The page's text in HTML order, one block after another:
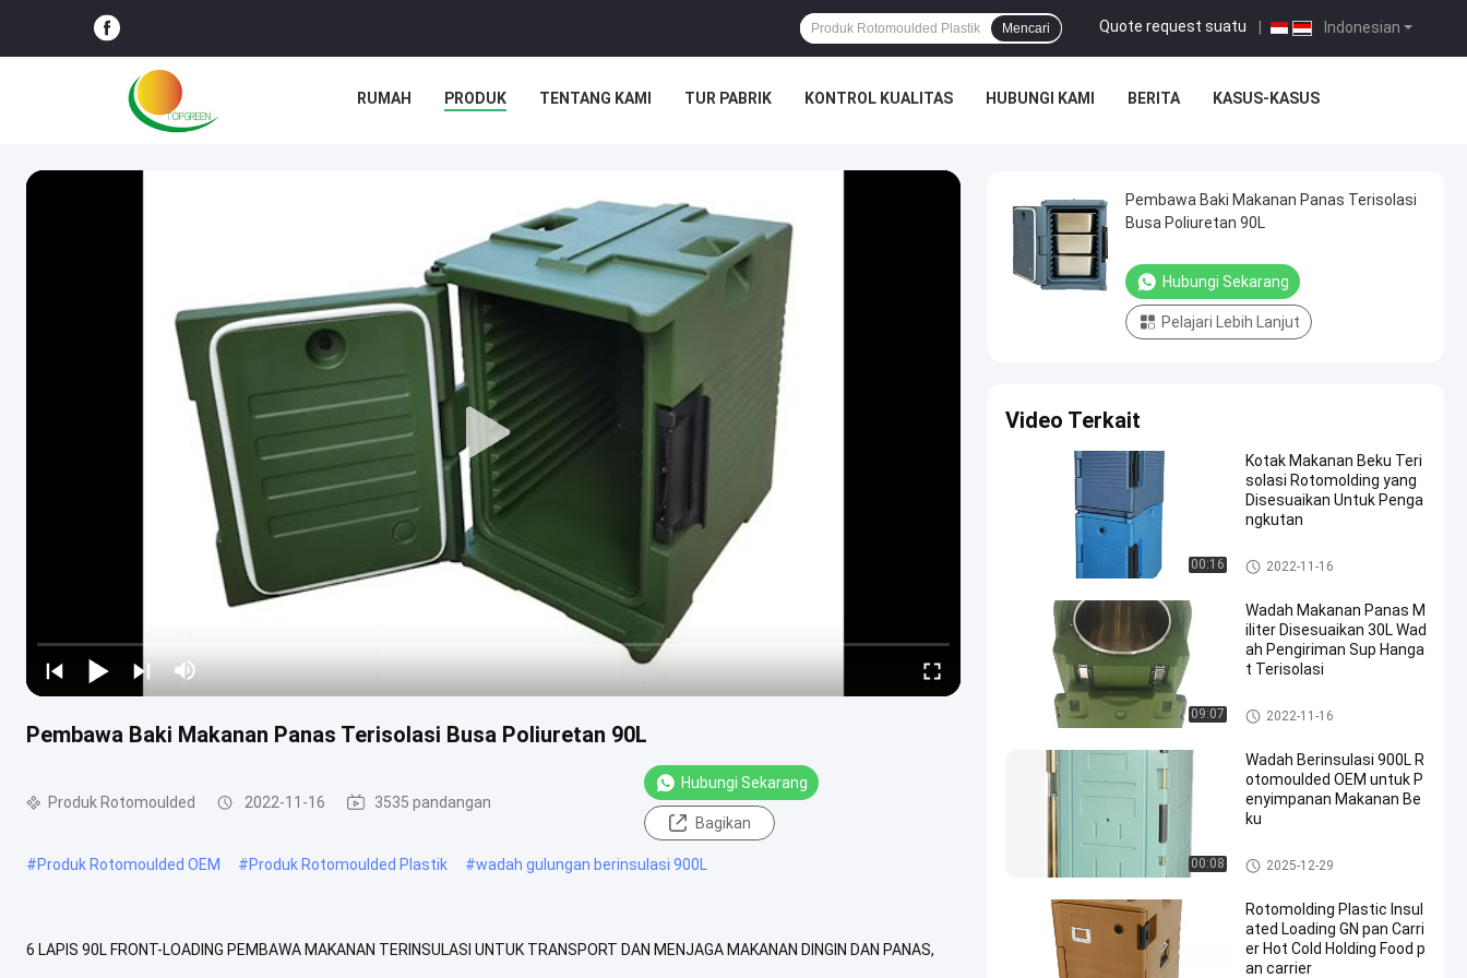
Indonesian
Quote request suatu
Mencari
RUMAH PRODUK TENTANG KAMI TUR PABRIK KONTROL KUALITAS HUBUNGI KAMI BERITA KASUS-KASUS
Pembawa Baki Makanan Panas Terisolasi Busa Poliuretan 90L
Produk Rotomoulded 2022-11-16 3535 pandangan
Hubungi Sekarang
Bagikan
#Produk Rotomoulded OEM #Produk Rotomoulded Plastik #wadah gulungan berinsulasi 900L
6 LAPIS 90L FRONT-LOADING PEMBAWA MAKANAN TERINSULASI UNTUK TRANSPORT DAN MENJAGA MAKANAN DINGIN DAN PANAS,
Pembawa Baki Makanan Panas Terisolasi
Busa Poliuretan 90L
Hubungi Sekarang
Pelajari Lebih Lanjut
Video Terkait
00:16
Kotak Makanan Beku Teri
solasi Rotomolding yang
Disesuaikan Untuk Penga
ngkutan
Produk Rotomoulded
2022-11-16
09:07
Wadah Makanan Panas M
iliter Disesuaikan 30L Wad
ah Pengiriman Sup Hanga
t Terisolasi
Produk Rotomoulded
2022-11-16
00:08
Wadah Berinsulasi 900L R
otomoulded OEM untuk P
enyimpanan Makanan Be
ku
Produk Rotomoulded
2025-12-29
Rotomolding Plastic Insul
ated Loading GN pan Carri
er Hot Cold Holding Food p
an carrier